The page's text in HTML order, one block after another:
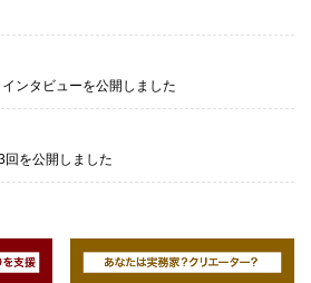
ンタビューを公開しました
回を公開しました